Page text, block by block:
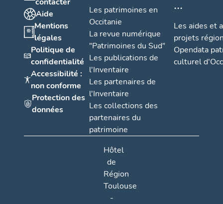
Aide
Mentions
légales
Politique de
confidentialité
Accessibilité :
non conforme
Protection des
données
Les patrimoines en
Occitanie
La revue numérique
"Patrimoines du Sud"
Les publications de
l'Inventaire
Les partenaires de
l'Inventaire
Les collections des
partenaires du
patrimoine
...
Les aides et
projets
Opendata
culturel
Hôtel
de
Région
Toulouse
-